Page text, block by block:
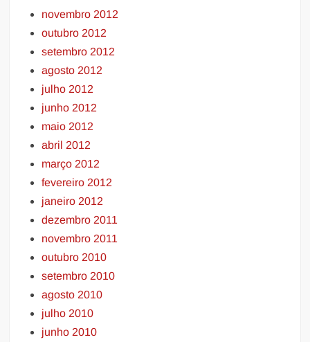
novembro 2012
outubro 2012
setembro 2012
agosto 2012
julho 2012
junho 2012
maio 2012
abril 2012
março 2012
fevereiro 2012
janeiro 2012
dezembro 2011
novembro 2011
outubro 2010
setembro 2010
agosto 2010
julho 2010
junho 2010